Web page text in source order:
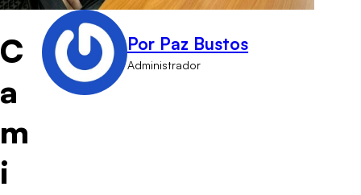
C
a
m
i
Por Paz Bustos
Administrador